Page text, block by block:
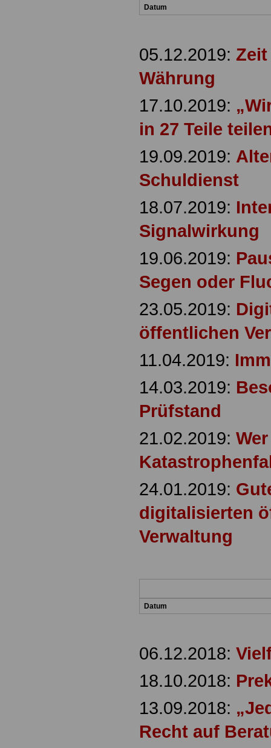
Datum
05.12.2019:
Währung
17.10.2019:
in 27 Teile
19.09.2019:
Schuldienst
18.07.2019:
Signalwirkung
19.06.2019:
Segen oder
23.05.2019:
öffentlichen
11.04.2019:
14.03.2019:
Prüfstand
21.02.2019:
24.01.2019:
digitalisierten
Verwaltung
Datum
06.12.2018:
18.10.2018:
13.09.2018:
Recht auf